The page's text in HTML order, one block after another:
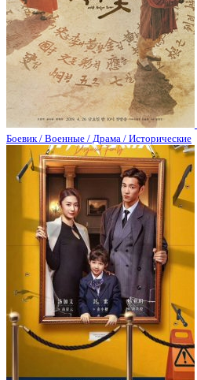
Боевик / Военные / Драма / Исторические